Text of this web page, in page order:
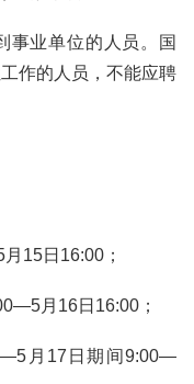
事业单位的人员。国
作的人员，不能应聘
15日16:00；
月16日16:00；
月17日期间9:00—